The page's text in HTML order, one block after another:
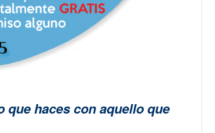
que haces con aquello que